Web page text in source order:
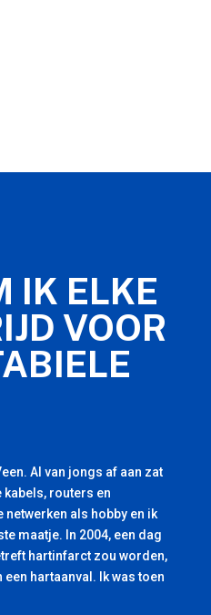
IK ELKE
VOOR
Al van jongs af aan zat
kabels, routers en
als hobby en ik
maatje. In 2004, een dag
hartinfarct zou worden,
hartaanval. Ik was toen